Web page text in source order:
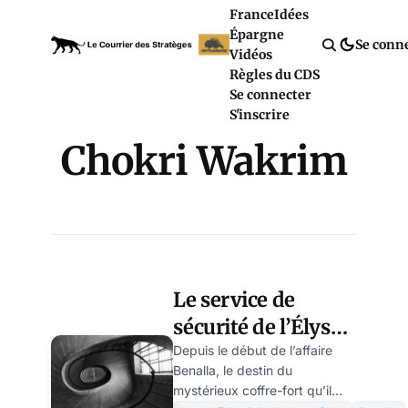
FranceIdées
Épargne
Vidéos
Règles du CDS
Se connecter
S'inscrire
Se
Chokri Wakrim
Le service de
sécurité de l’Élysée
a-t-il récupéré le
coffre-fort de
Depuis le début de l’affaire
Benalla, le destin du
mystérieux coffre-fort qu’il